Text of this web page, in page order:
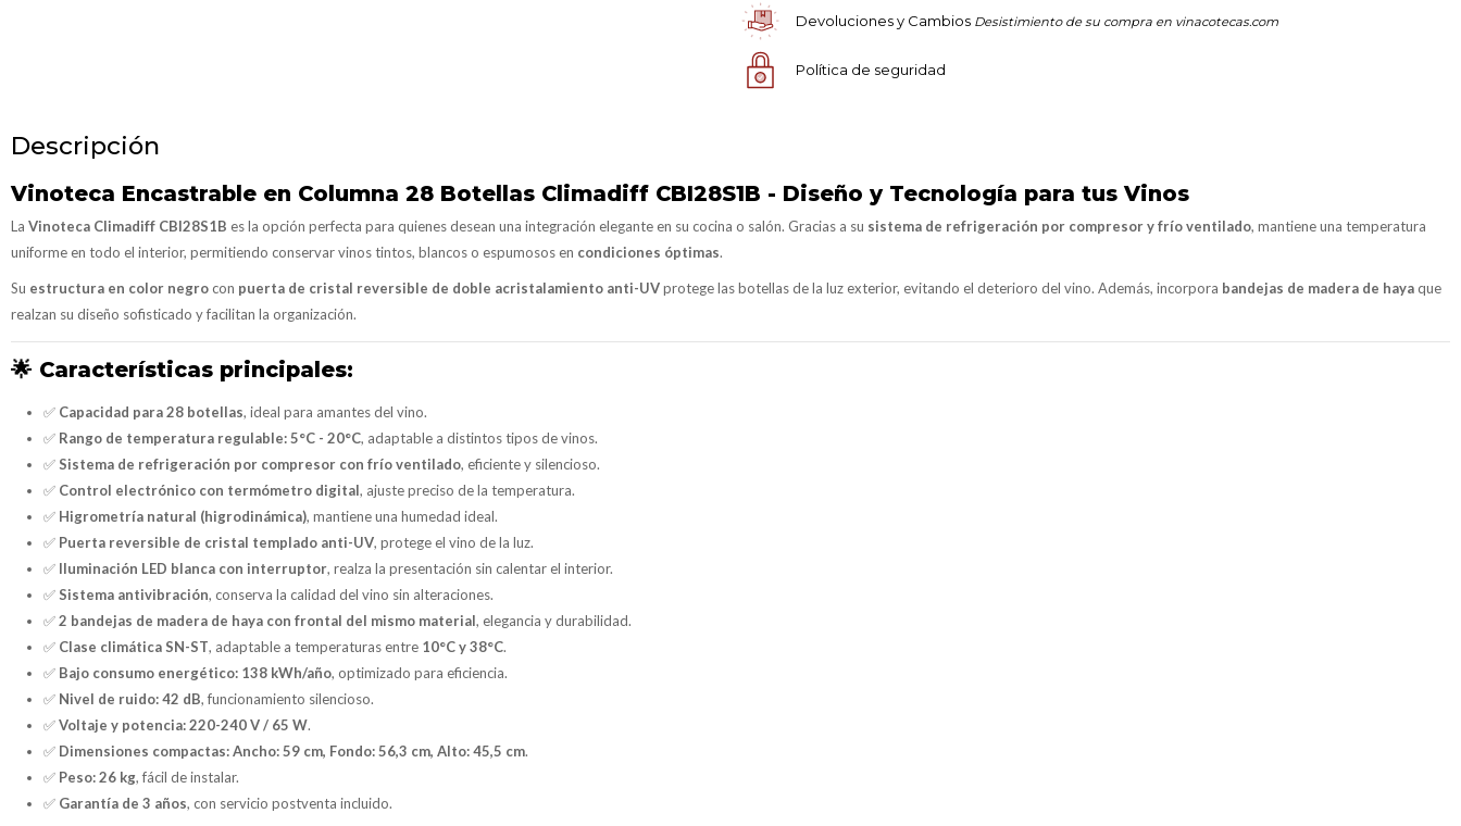
Devoluciones y Cambios Desistimiento de su compra en vinacotecas.com
Política de seguridad
Descripción
Vinoteca Encastrable en Columna 28 Botellas Climadiff CBI28S1B - Diseño y Tecnología para tus Vinos
La Vinoteca Climadiff CBI28S1B es la opción perfecta para quienes desean una integración elegante en su cocina o salón. Gracias a su sistema de refrigeración por compresor y frío ventilado, mantiene una temperatura
uniforme en todo el interior, permitiendo conservar vinos tintos, blancos o espumosos en condiciones óptimas.
Su estructura en color negrocon puerta de cristal reversible de doble acristalamiento anti-UVprotege las botellas de la luz exterior, evitando el deterioro del vino. Además, incorpora bandejas de madera de hayaque
realzan su diseño sofisticado y facilitan la organización.
🌟 Características principales:
✅ Capacidad para 28 botellas, ideal para amantes del vino.
✅ Rango de temperatura regulable:5°C - 20°C, adaptable a distintos tipos de vinos.
✅Sistema de refrigeración por compresor con frío ventilado, eficiente y silencioso.
✅ Control electrónico con termómetro digital, ajuste preciso de la temperatura.
✅ Higrometría natural (higrodinámica), mantiene una humedad ideal.
✅ Puerta reversible de cristal templado anti-UV, protege el vino de la luz.
✅ Iluminación LED blanca con interruptor, realza la presentación sin calentar el interior.
✅Sistema antivibración, conserva la calidad del vino sin alteraciones.
✅2 bandejas de madera de haya con frontal del mismo material, elegancia y durabilidad.
✅ Clase climática SN-ST, adaptable a temperaturas entre 10°C y 38°C.
✅ Bajo consumo energético: 138 kWh/año, optimizado para eficiencia.
✅ Nivel de ruido:42 dB, funcionamiento silencioso.
✅Voltaje y potencia:220-240 V / 65 W.
✅ Dimensiones compactas:Ancho: 59 cm, Fondo: 56,3 cm, Alto: 45,5 cm.
✅ Peso:26 kg, fácil de instalar.
✅ Garantía de 3 años, con servicio postventa incluido.